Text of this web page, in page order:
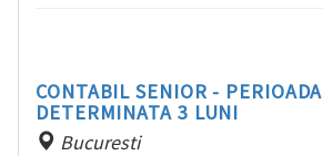
CONTABIL SENIOR - PERIOADA
DETERMINATA 3 LUNI
Bucuresti